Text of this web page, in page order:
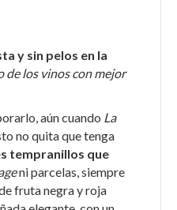
y sin pelos en la
de los vinos con mejor
aún cuando La
no quita que tenga
tempranillos que
ni parcelas, siempre
fruta negra y roja